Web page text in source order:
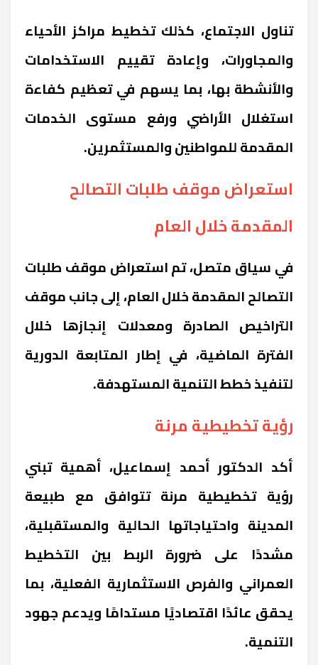
تناول الاجتماع، كذلك تخطيط مراكز الأحياء
والمجاورات، وإعادة تقييم الاستخدامات
والأنشطة بها، بما يسهم في تعظيم كفاءة
استغلال الأراضي ورفع مستوى الخدمات
المقدمة للمواطنين والمستثمرين.
استعراض موقف طلبات التصالح
المقدمة خلال العام
في سياق متصل، تم استعراض موقف طلبات
التصالح المقدمة خلال العام، إلى جانب موقف
التراخيص الصادرة ومعدلات إنجازها خلال
الفترة الماضية، في إطار المتابعة الدورية
لتنفيذ خطط التنمية المستهدفة.
رؤية تخطيطية مرنة
أكد الدكتور أحمد إسماعيل، أهمية تبني
رؤية تخطيطية مرنة تتوافق مع طبيعة
المدينة واحتياجاتها الحالية والمستقبلية،
مشددًا على ضرورة الربط بين التخطيط
العمراني والفرص الاستثمارية الفعلية، بما
يحقق عائدًا اقتصاديًا مستدامًا ويدعم جهود
التنمية.